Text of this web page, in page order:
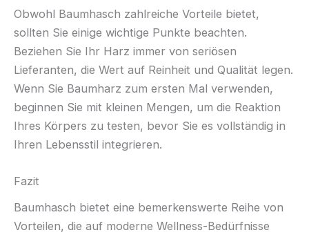
Obwohl Baumhasch zahlreiche Vorteile bietet,
sollten Sie einige wichtige Punkte beachten.
Beziehen Sie Ihr Harz immer von seriösen
Lieferanten, die Wert auf Reinheit und Qualität legen.
Wenn Sie Baumharz zum ersten Mal verwenden,
beginnen Sie mit kleinen Mengen, um die Reaktion
Ihres Körpers zu testen, bevor Sie es vollständig in
Ihren Lebensstil integrieren.
Fazit
Baumhasch bietet eine bemerkenswerte Reihe von
Vorteilen, die auf moderne Wellness-Bedürfnisse